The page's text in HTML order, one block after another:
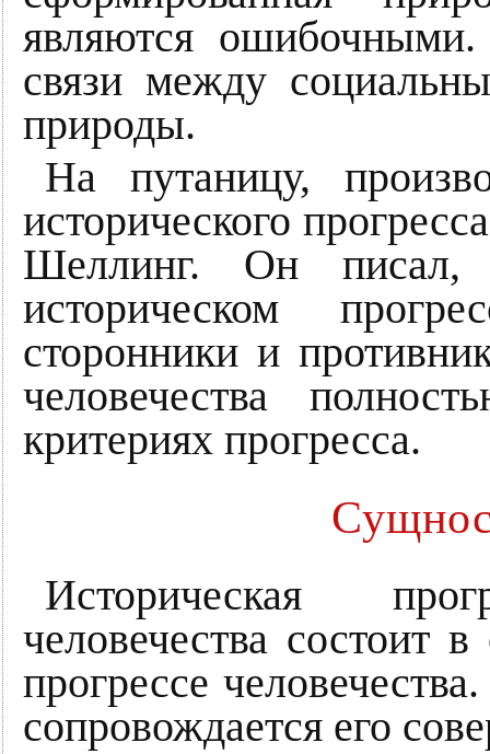
являются
связи между
природы.
На путаницу,
исторического
Шеллинг. Он писал,
историческом
сторонники и
человечества
критериях прогресса.
Историческая
человечества состоит
прогрессе
сопровождается его